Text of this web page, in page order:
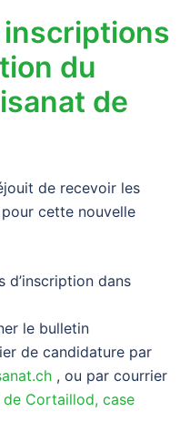
du
de
de recevoir les
cette nouvelle
d’inscription dans
le bulletin
de candidature par
, ou par courrier
de Cortaillod, case